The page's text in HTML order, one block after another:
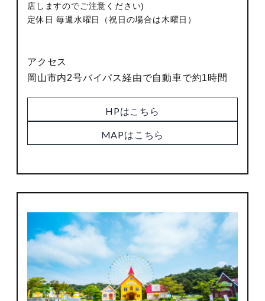
店しますのでご注意ください)
定休日 毎週水曜日（祝日の場合は木曜日）
アクセス
岡山市内2号バイパス経由で自動車で約1時間
HPはこちら
MAPはこちら